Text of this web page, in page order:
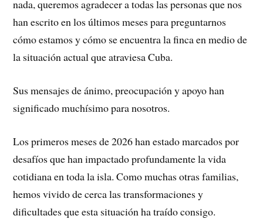
nada, queremos agradecer a todas las personas que nos
han escrito en los últimos meses para preguntarnos
cómo estamos y cómo se encuentra la finca en medio de
la situación actual que atraviesa Cuba.
Sus mensajes de ánimo, preocupación y apoyo han
significado muchísimo para nosotros.
Los primeros meses de 2026 han estado marcados por
desafíos que han impactado profundamente la vida
cotidiana en toda la isla. Como muchas otras familias,
hemos vivido de cerca las transformaciones y
dificultades que esta situación ha traído consigo.